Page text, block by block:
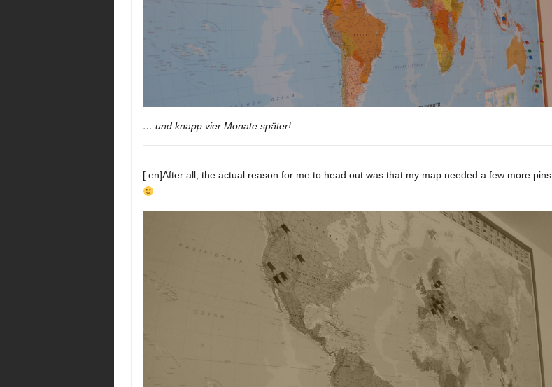
… und knapp vier Monate später!
[:en]After all, the actual reason for me to head out was that my map needed a few more pins